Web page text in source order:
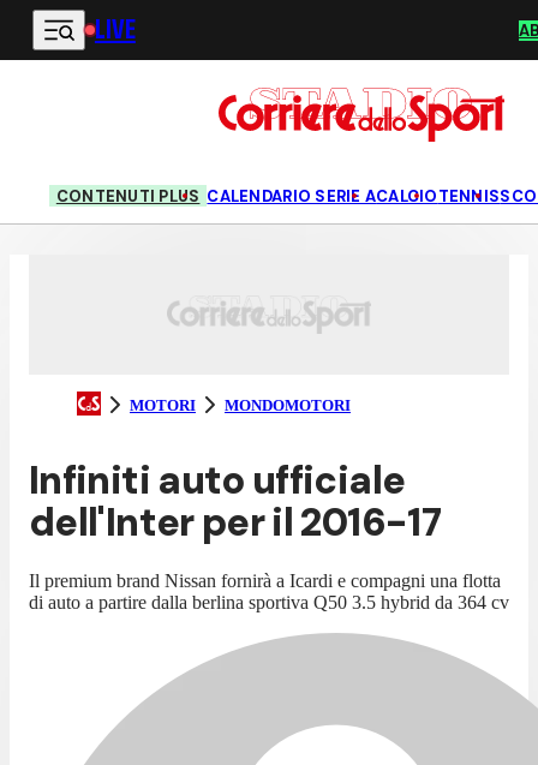
Vai al contenuto principale
LIVE
CONTENUTI PLUS CALENDARIO SERIE ACALCIOTENNIS
MOTORI MONDOMOTORI
Infiniti auto ufficiale
dell'Inter per il 2016-17
Il premium brand Nissan fornirà a Icardi e compagni una flotta
di auto a partire dalla berlina sportiva Q50 3.5 hybrid da 364 cv